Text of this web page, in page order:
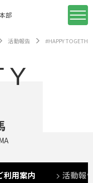
部
活動報告 #HAPPY
利用案内 活動報